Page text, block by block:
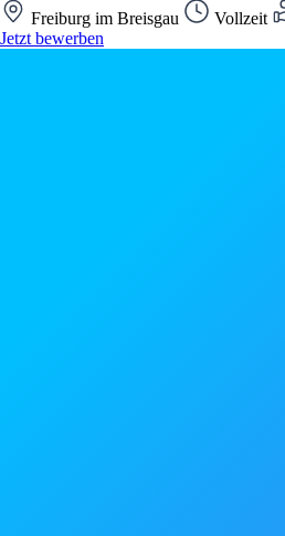
Freiburg im Breisgau Vollzeit
Jetzt bewerben